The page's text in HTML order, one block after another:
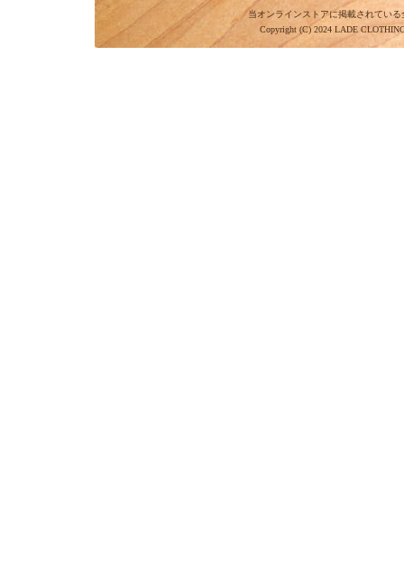
当オンラインストアに掲載されてい
Copyright (C) 2024 LADE